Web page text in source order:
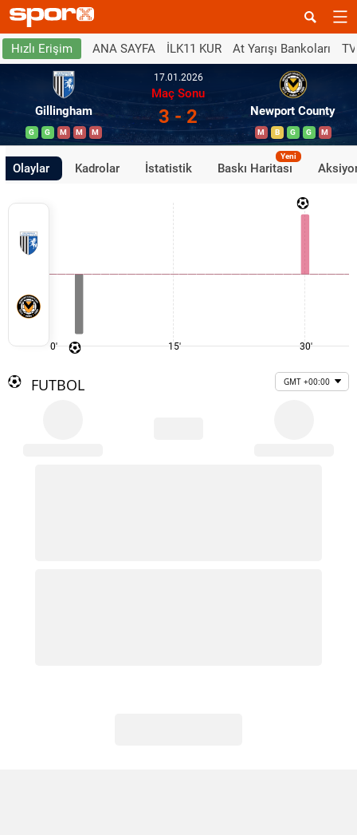
Hızlı Erişim ANA SAYFA İLK11 KUR At Yarışı Bankoları
Gillingham
G G M M M
17.01.2026
Maç Sonu
3 - 2 Newport County
M B G G M
Olaylar Kadrolar İstatistik Baskı Haritası
Yeni
0' 15' 30'
FUTBOL GMT +00:00